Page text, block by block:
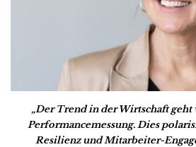
„Der Trend in der Wirtschaft
Performancemessung. Dies
Resilienz und Mitarbeiter-